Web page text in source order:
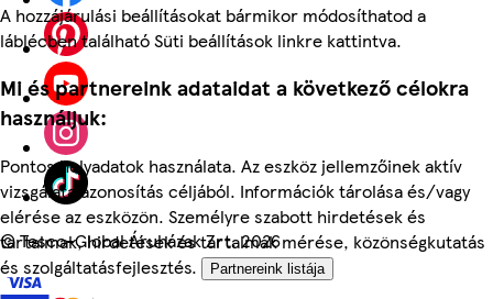
A hozzájárulási beállításokat bármikor módosíthatod a
láblécben található Süti beállítások linkre kattintva.
Mi és partnereink adataidat a következő célokra
használjuk:
Pontos helyadatok használata. Az eszköz jellemzőinek aktív
vizsgálata azonosítás céljából. Információk tárolása és/vagy
elérése az eszközön. Személyre szabott hirdetések és
tartalmak, hirdetések és tartalmak mérése, közönségkutatás
és szolgáltatásfejlesztés.
Partnereink listája
©Tesco-Global Áruházak Zrt. 2026